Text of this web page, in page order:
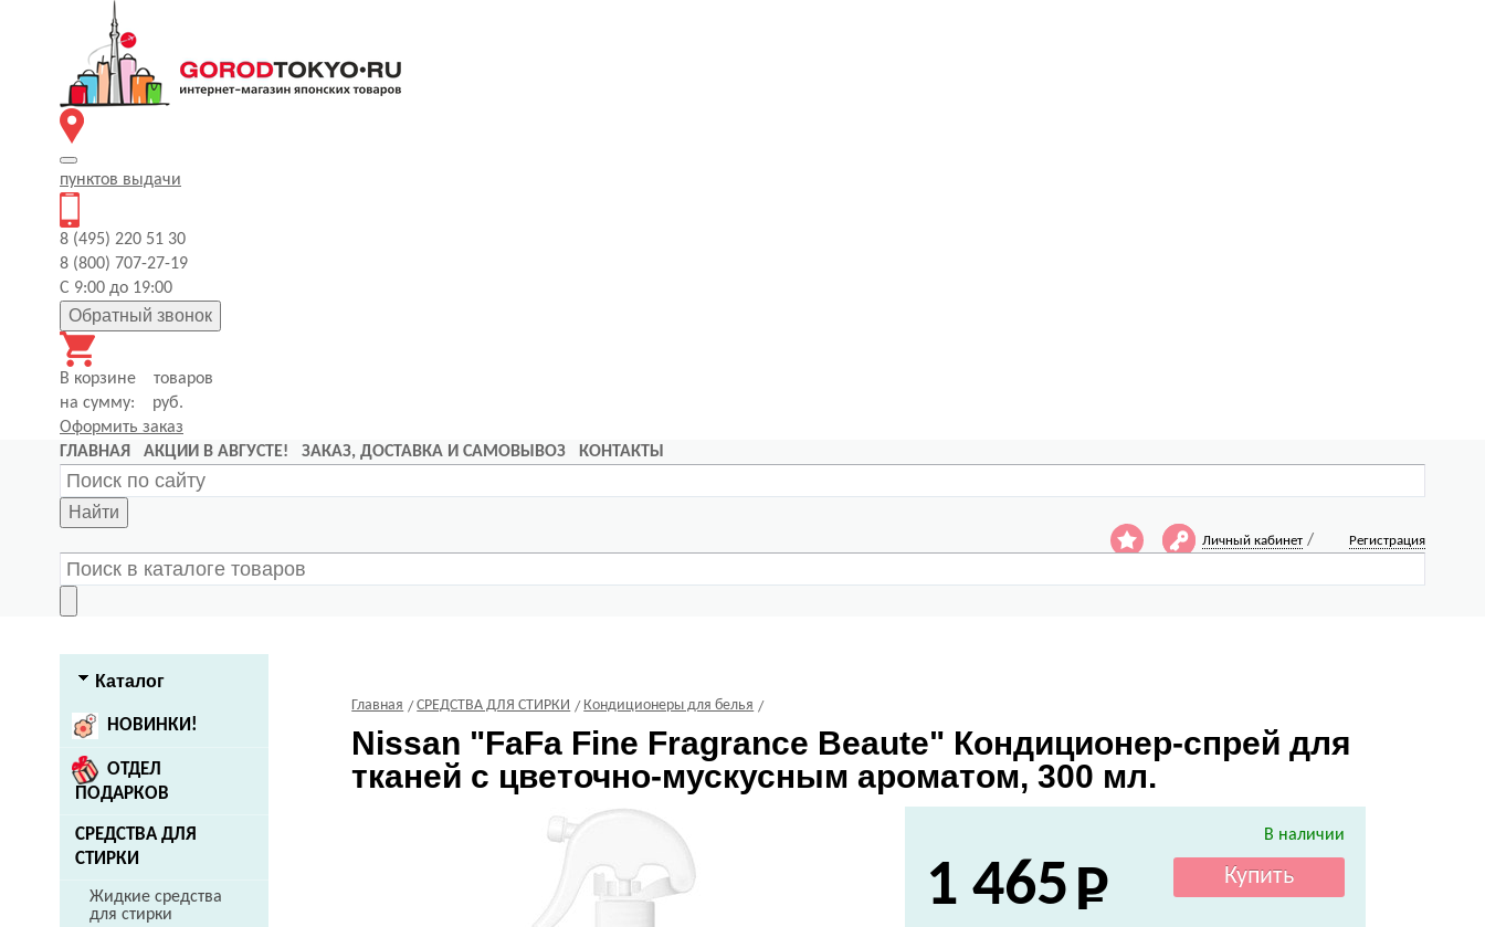
пунктов выдачи
8 (495) 220 51 30
8 (800) 707-27-19
С 9:00 до 19:00
Обратный звонок
В корзине
товаров
на сумму:
руб.
Оформить заказ
ГЛАВНАЯ
АКЦИИ В АВГУСТЕ! ЗАКАЗ, ДОСТАВКА И САМОВЫВОЗ КОНТАКТЫ
Найти
Личный кабинет / Регистрация
Каталог
НОВИНКИ!
ОТДЕЛ
ПОДАРКОВ
СРЕДСТВА ДЛЯ
СТИРКИ
Жидкие средства
для стирки
Главная СРЕДСТВА ДЛЯ СТИРКИ Кондиционеры для белья
Nissan "FaFa Fine Fragrance Beaute" Кондиционер-спрей для
тканей с цветочно-мускусным ароматом, 300 мл.
В наличии
1 465